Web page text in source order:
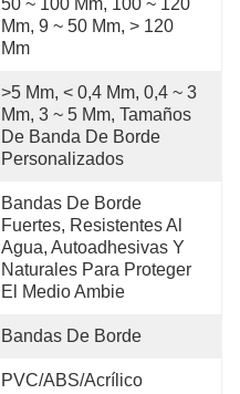
50 ~ 100 Mm, 100 ~ 120
Mm, 9 ~ 50 Mm, > 120
Mm
>5 Mm, < 0,4 Mm, 0,4 ~ 3
Mm, 3 ~ 5 Mm, Tamaños
De Banda De Borde
Personalizados
Bandas De Borde
Fuertes, Resistentes Al
Agua, Autoadhesivas Y
Naturales Para Proteger
El Medio Ambie
Bandas De Borde
PVC/ABS/acrílico